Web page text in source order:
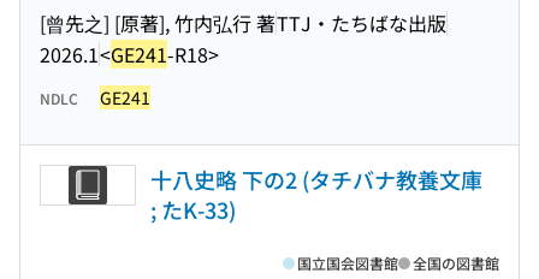
[曾先之] [原著], 竹内弘行 著TTJ・たちばな出版
2026.1<GE241-R18>
NDLC GE241
十八史略 下の2 (タチバナ教養文庫
; たK-33)
国立国会図書館 全国の図書館